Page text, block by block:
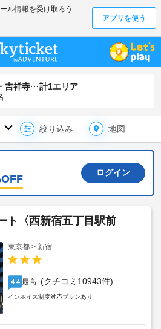
祥寺···計1エリア
絞り込み 地図
ログイン
ト〈西新宿五丁目駅前
東京都 > 新宿
4.4 最高 (クチコミ10943件)
インボイス制度対応プランあり